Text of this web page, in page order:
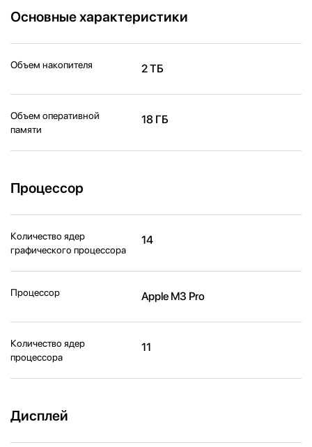
Основные характеристики
Объем накопителя 2 ТБ
Объем оперативной
памяти
18 ГБ
Процессор
Количество ядер
графического процессора
14
Процессор Apple M3 Pro
Количество ядер
процессора
11
Дисплей